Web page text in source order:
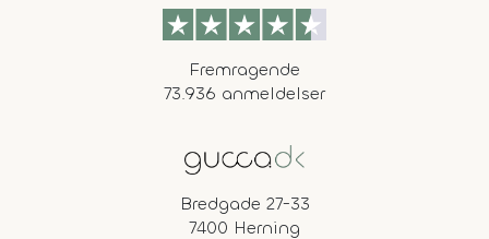
Fremragende
73.936 anmeldelser
Bredgade 27-33
7400 Herning